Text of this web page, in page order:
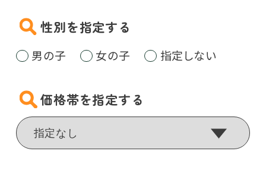
性別を指定する
男の子 女の子 指定しない
価格帯を指定する